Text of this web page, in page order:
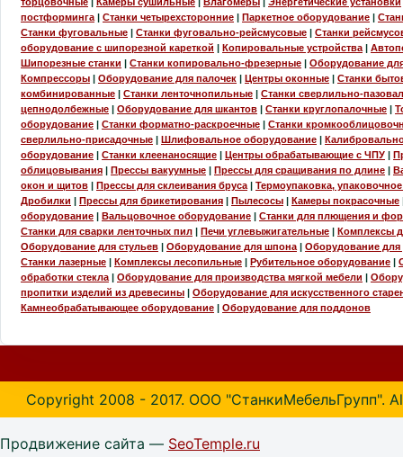
постформинга | Станки четырехсторонние | Паркетное оборудование |
Станки фуговальные | Станки фуговально-рейсмусовые | Станки
оборудование с шипорезной кареткой | Копировальные устройства |
Шипорезные станки | Станки копировально-фрезерные | Оборудование для
Компрессоры | Оборудование для палочек | Центры оконные | Станки
комбинированные | Станки ленточнопильные | Станки сверлильно-
цепнодолбежные | Оборудование для шкантов | Станки круглопалочные |
оборудование | Станки форматно-раскроечные | Станки
сверлильно-присадочные | Шлифовальное оборудование |
оборудование | Станки клеенаносящие | Центры обрабатывающие с ЧПУ |
облицовывания | Прессы вакуумные | Прессы для сращивания по длине |
окон и щитов | Прессы для склеивания бруса | Термоупаковка,
Дробилки | Прессы для брикетирования | Пылесосы | Камеры покрасочные
оборудование | Вальцовочное оборудование | Станки для плющения и
Станки для сварки ленточных пил | Печи углевыжигательные | Комплексы
Оборудование для стульев | Оборудование для шпона | Оборудование для
Станки лазерные | Комплексы лесопильные | Рубительное оборудование |
обработки стекла | Оборудование для производства мягкой мебели |
пропитки изделий из древесины | Оборудование для искусственного
Камнеобрабатывающее оборудование | Оборудование для поддонов
Copyright 2008 - 2017. ООО "СтанкиМебельГрупп".
Продвижение сайта — SeoTemple.ru